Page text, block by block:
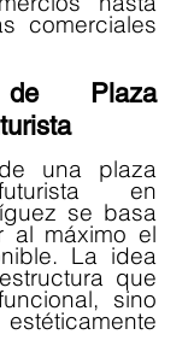
comerciales
de Plaza
una plaza
en
se basa
al máximo el
La idea
que
sino